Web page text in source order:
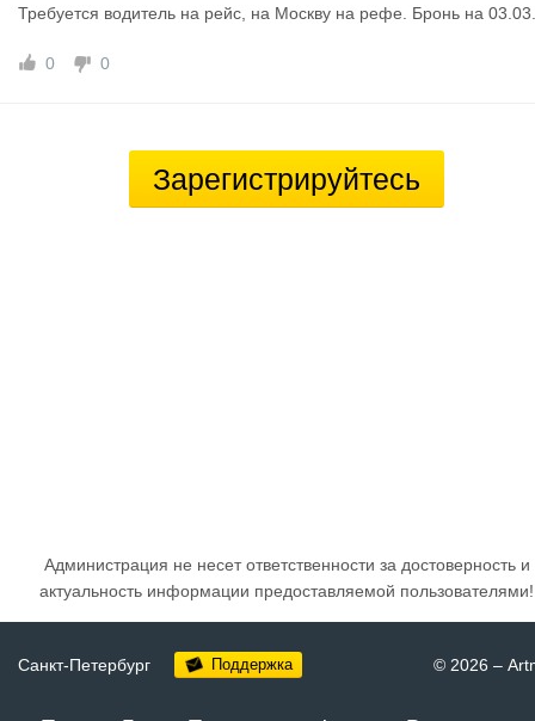
Требуется водитель на рейс, на Москву на рефе. Бронь на 03.03.
0 0
Зарегистрируйтесь
Администрация не несет ответственности за достоверность и
актуальность информации предоставляемой пользователями!
Санкт-Петербург Поддержка © 2026 –